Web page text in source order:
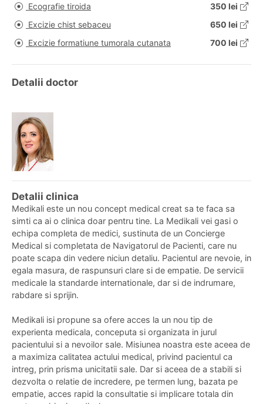
Ecografie tiroida
350 lei
Excizie chist sebaceu
650 lei
Excizie formatiune tumorala cutanata
700 lei
Detalii doctor
Detalii clinica
Medikali este un nou concept medical creat sa te faca sa
simti ca ai o clinica doar pentru tine. La Medikali vei gasi o
echipa completa de medici, sustinuta de un Concierge
Medical si completata de Navigatorul de Pacienti, care nu
poate scapa din vedere niciun detaliu. Pacientul are nevoie, in
egala masura, de raspunsuri clare si de empatie. De servicii
medicale la standarde internationale, dar si de indrumare,
rabdare si sprijin.
Medikali isi propune sa ofere acces la un nou tip de
experienta medicala, conceputa si organizata in jurul
pacientului si a nevoilor sale. Misiunea noastra este aceea de
a maximiza calitatea actului medical, privind pacientul ca
intreg, prin prisma unicitatii sale. Dar si aceea de a stabili si
dezvolta o relatie de incredere, pe termen lung, bazata pe
empatie, acces rapid la consultatie si implicare totala din